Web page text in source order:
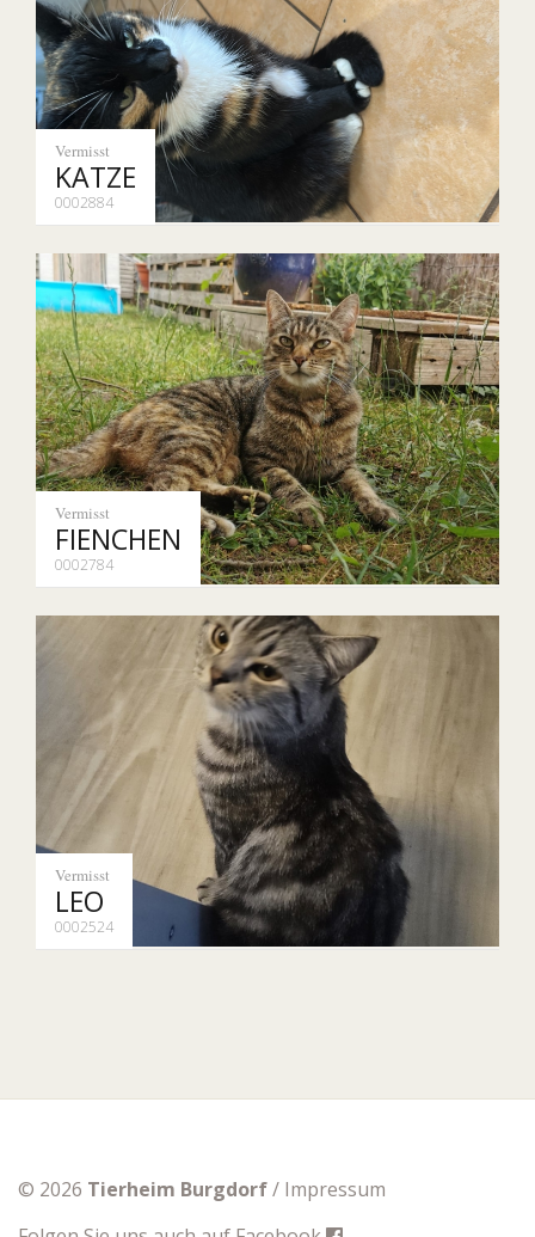
Vermisst
KATZE
0002884
Vermisst
FIENCHEN
0002784
Vermisst
LEO
0002524
© 2026 Tierheim Burgdorf/ Impressum